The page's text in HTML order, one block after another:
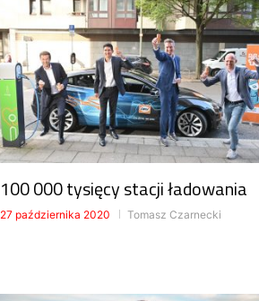
100 000 tysięcy stacji ładowania
27 października 2020 Tomasz Czarnecki